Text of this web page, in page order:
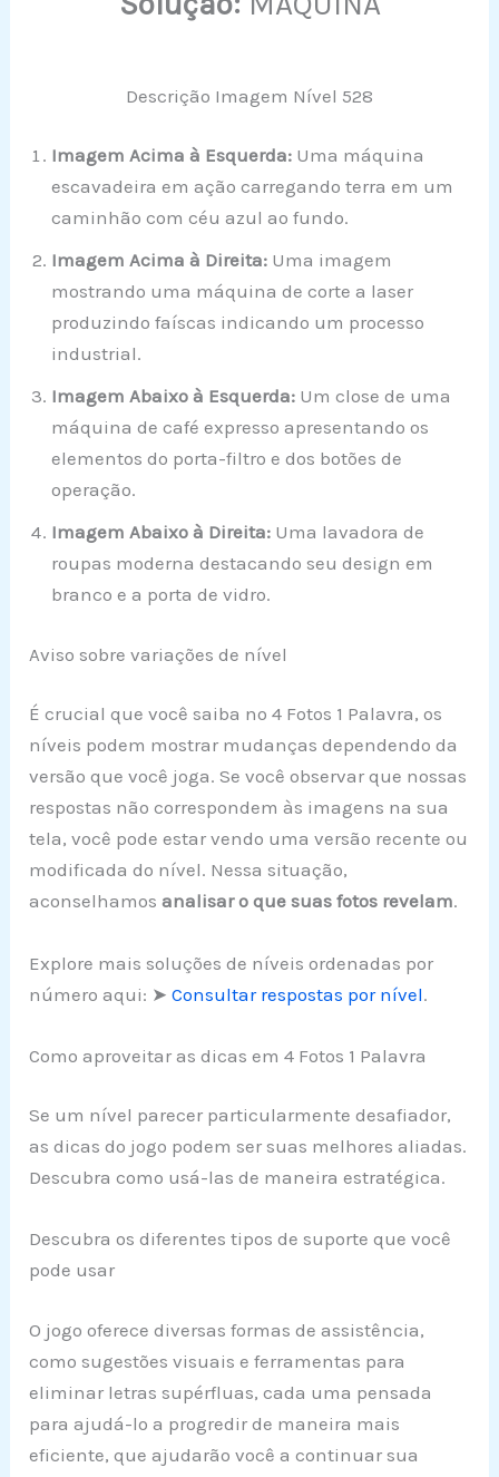
Descrição Imagem Nível 528
Imagem Acima à Esquerda: Uma máquina
escavadeira em ação carregando terra em um
caminhão com céu azul ao fundo.
Imagem Acima à Direita: Uma imagem
mostrando uma máquina de corte a laser
produzindo faíscas indicando um processo
industrial.
Imagem Abaixo à Esquerda: Um close de uma
máquina de café expresso apresentando os
elementos do porta-filtro e dos botões de
operação.
Imagem Abaixo à Direita: Uma lavadora de
roupas moderna destacando seu design em
branco e a porta de vidro.
Aviso sobre variações de nível
É crucial que você saiba no 4 Fotos 1 Palavra, os
níveis podem mostrar mudanças dependendo da
versão que você joga. Se você observar que nossas
respostas não correspondem às imagens na sua
tela, você pode estar vendo uma versão recente ou
modificada do nível. Nessa situação,
aconselhamosanalisar o que suas fotos revelam.
Explore mais soluções de níveis ordenadas por
número aqui: ➤Consultar respostas por nível.
Como aproveitar as dicas em 4 Fotos 1 Palavra
Se um nível parecer particularmente desafiador,
as dicas do jogo podem ser suas melhores aliadas.
Descubra como usá-las de maneira estratégica.
Descubra os diferentes tipos de suporte que você
pode usar
O jogo oferece diversas formas de assistência,
como sugestões visuais e ferramentas para
eliminar letras supérfluas, cada uma pensada
para ajudá-lo a progredir de maneira mais
eficiente, que ajudarão você a continuar sua